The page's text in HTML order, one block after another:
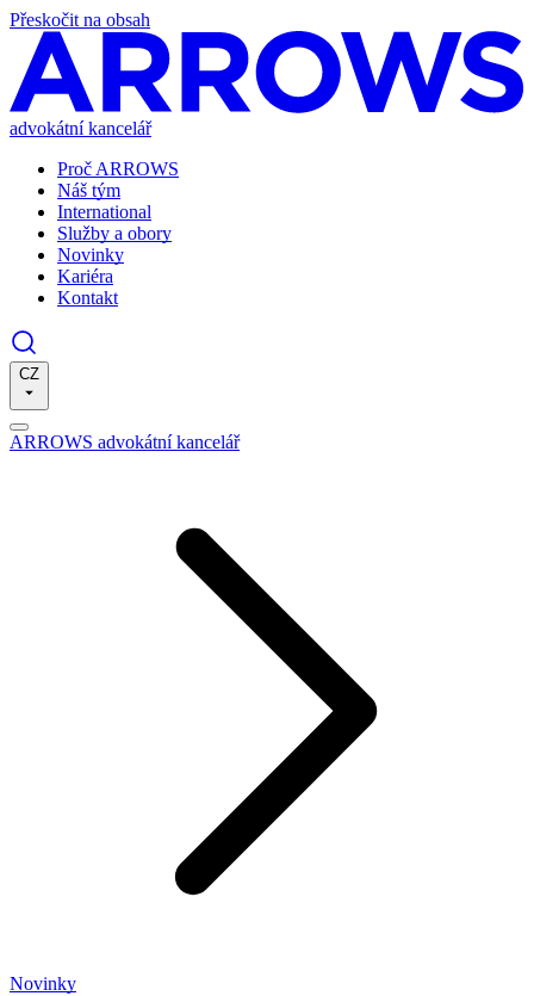
Přeskočit na obsah
advokátní kancelář
Proč ARROWS
Náš tým
International
Služby a obory
Novinky
Kariéra
Kontakt
CZ
ARROWS advokátní kancelář
Novinky